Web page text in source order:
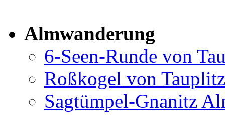
Almwanderung
6-Seen-Runde von
Roßkogel von Tauplitz
Sagtümpel-Gnanitz